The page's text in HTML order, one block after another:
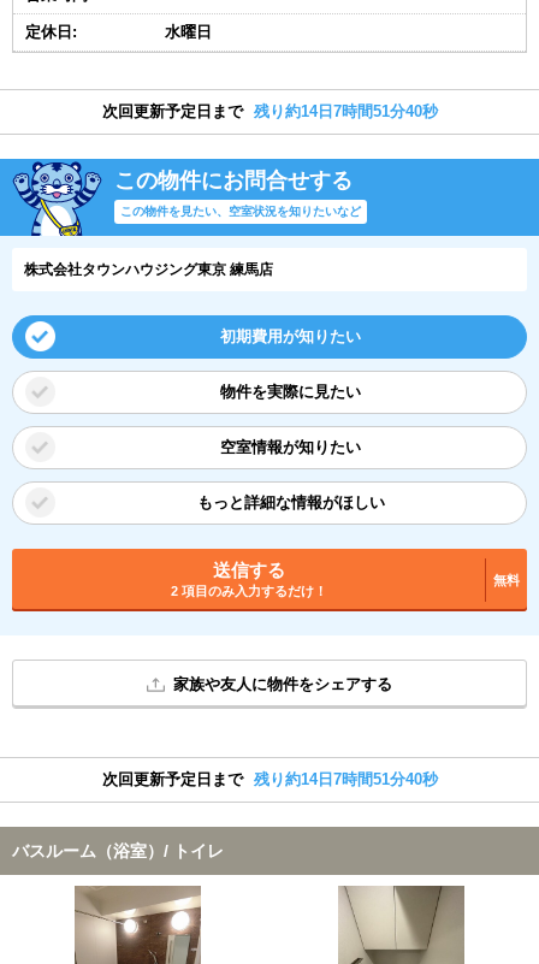
定休日: 水曜日
次回更新予定日まで 残り約14日7時間51分40秒
この物件にお問合せする
この物件を見たい、空室状況を知りたいなど
株式会社タウンハウジング東京 練馬店
初期費用が知りたい
物件を実際に見たい
空室情報が知りたい
もっと詳細な情報がほしい
送信する
2 項目のみ入力するだけ！
無料
家族や友人に物件をシェアする
次回更新予定日まで 残り約14日7時間51分40秒
バスルーム（浴室）/ トイレ